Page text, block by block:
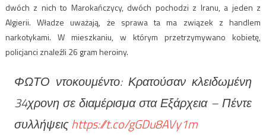
dwóch z nich to Marokańczycy, dwóch pochodzi z Iranu, a jeden z
Algierii. Władze uważają, że sprawa ta ma związek z handlem
narkotykami. W mieszkaniu, w którym przetrzymywano kobietę,
policjanci znaleźli 26 gram heroiny.
ΦΩΤΟ ντοκουμέντο: Κρατούσαν κλειδωμένη
34χρονη σε διαμέρισμα στα Εξάρχεια – Πέντε
συλλήψειςhttps://t.co/gGDu8AVy1m